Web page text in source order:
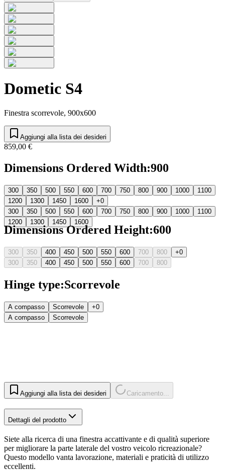
Dometic S4
Finestra scorrevole, 900x600
Aggiungi alla lista dei desideri
859,00 €
Dimensions Ordered Width:900
300 350 500 550 600 700 750 800 900 1000
1100
1200
1300 1450 1600
+0
300
350 500 550 600 700 750 800 900 1000
1100
1200
1300 1450 1600
Dimensions Ordered Height:600
300 350 400 450 500 550 600 700 800
+0
300
350 400 450 500 550 600 700 800
Hinge type:Scorrevole
A compasso Scorrevole
+0
A compasso
Scorrevole
Aggiungi alla lista dei desideri Caricamento...
Dettagli del prodotto
Siete alla ricerca di una finestra accattivante e di qualità superiore
per migliorare la parte laterale del vostro veicolo ricreazionale?
Questo modello vanta lavorazione, materiali e praticità di utilizzo
eccellenti.